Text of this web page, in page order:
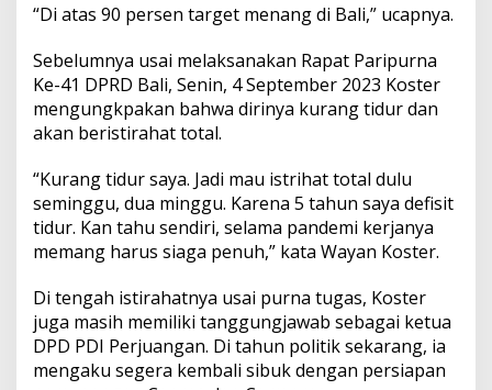
e
k
e
b
u
n
“Di atas 90 persen target menang di Bali,” ucapnya.
Sebelumnya usai melaksanakan Rapat Paripurna
Ke-41 DPRD Bali, Senin, 4 September 2023 Koster
mengungkpakan bahwa dirinya kurang tidur dan
akan beristirahat total.
“Kurang tidur saya. Jadi mau istrihat total dulu
seminggu, dua minggu. Karena 5 tahun saya defisit
tidur. Kan tahu sendiri, selama pandemi kerjanya
memang harus siaga penuh,” kata Wayan Koster.
Di tengah istirahatnya usai purna tugas, Koster
juga masih memiliki tanggungjawab sebagai ketua
DPD PDI Perjuangan. Di tahun politik sekarang, ia
mengaku segera kembali sibuk dengan persiapan